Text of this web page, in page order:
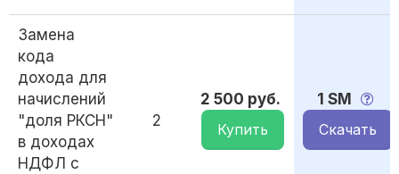
Замена
кода
дохода для
начислений
"доля РКСН"
в доходах
НДФЛ с
2
2 500 руб.
Купить
1 SM
Скачать